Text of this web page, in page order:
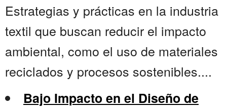
Estrategias y prácticas en la industria
textil que buscan reducir el impacto
ambiental, como el uso de materiales
reciclados y procesos sostenibles....
Bajo Impacto en el Diseño de